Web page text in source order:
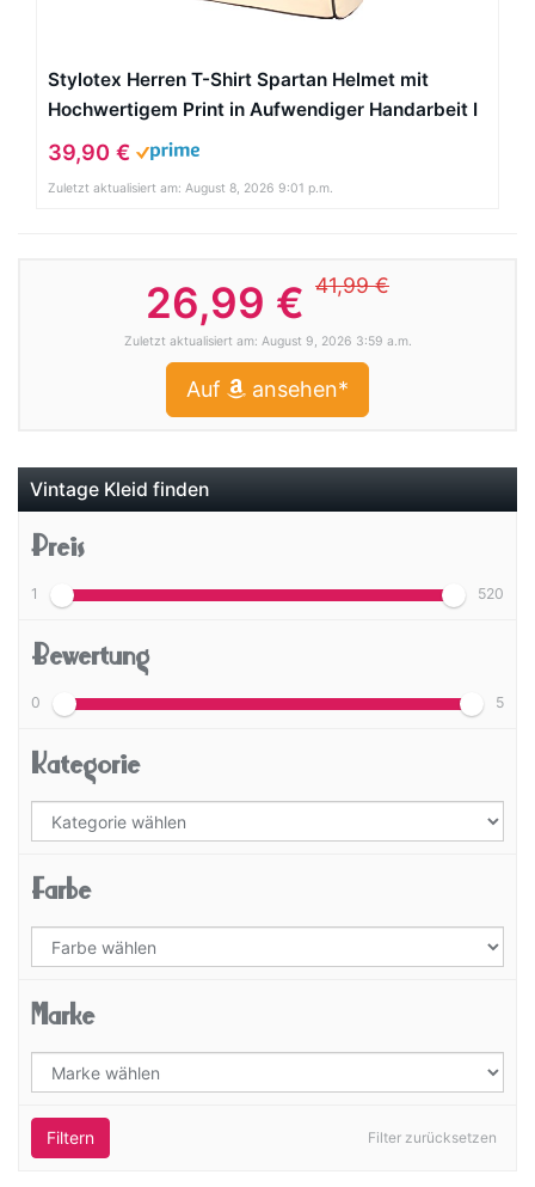
Stylotex Herren T-Shirt Spartan Helmet mit
Hochwertigem Print in Aufwendiger Handarbeit I
Herren T Shirt Basic Schwarz Weiß oder Heather
Regular Fit aus Baumwolle mit
Rundhalsausschnitt S – XXXL, Schwarz,
39,90 €
Zuletzt aktualisiert am: August 8, 2026 9:01 p.m.
26,99 € 41,99 €
Zuletzt aktualisiert am: August 9, 2026 3:59 a.m.
Auf ansehen*
Vintage Kleid finden
Preis
1 520
Bewertung
0 5
Kategorie
Farbe
Marke
Filter zurücksetzen
Filtern